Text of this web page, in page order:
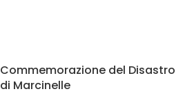
Commemorazione del Disastro
di Marcinelle